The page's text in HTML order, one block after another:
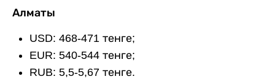
Алматы
USD: 468-471 тенге;
EUR: 540-544 тенге;
RUB: 5,5-5,67 тенге.